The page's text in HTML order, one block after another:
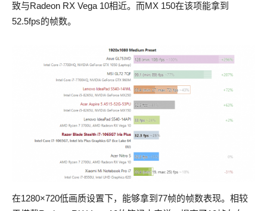
致与Radeon RX Vega 10相近。而MX 150在该项能拿到
52.5fps的帧数。
在1280×720低画质设置下，能够拿到77帧的帧数表现。相较